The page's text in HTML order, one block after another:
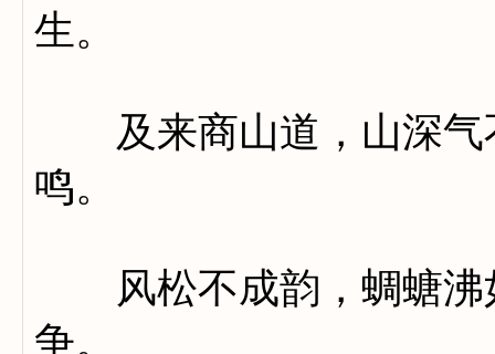
生。
及来商山道，山深气
鸣。
风松不成韵，蜩螗沸
争。